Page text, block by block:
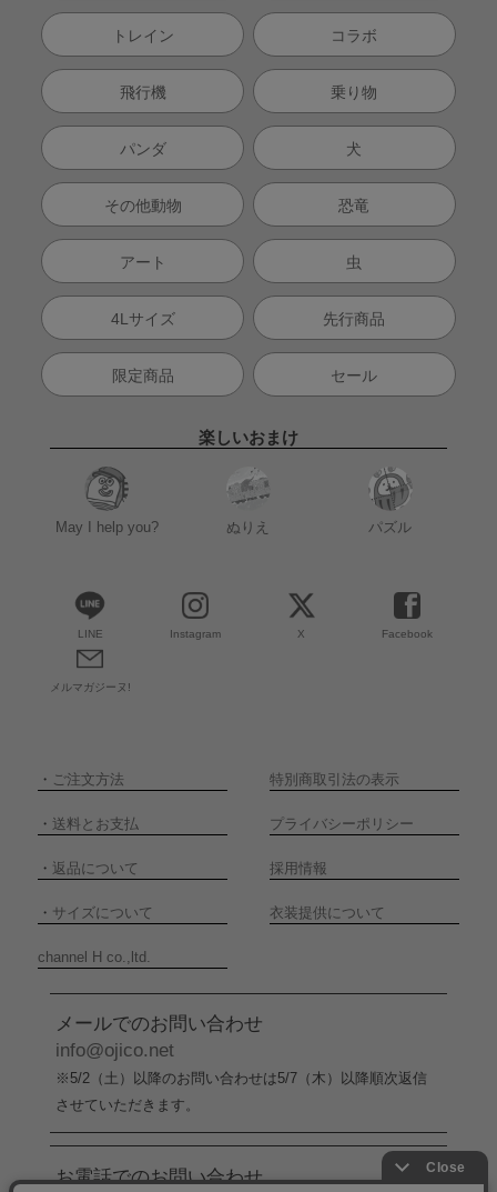
トレイン コラボ
飛行機 乗り物
パンダ 犬
その他動物 恐竜
アート 虫
4Lサイズ 先行商品
限定商品 セール
楽しいおまけ
May I help you? ぬりえ パズル
LINE Instagram X Facebook
メルマガジーヌ!
・ ご注文方法 特別商取引法の表示
・ 送料とお支払 プライバシーポリシー
・ 返品について 採用情報
・ サイズについて 衣装提供について
channel H co.,ltd.
メールでのお問い合わせ
info@ojico.net
※5/2（土）以降のお問い合わせは5/7（木）以降順次返信
させていただきます。
お電話でのお問い合わせ